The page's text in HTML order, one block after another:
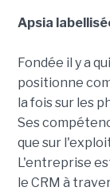
Apsia
Fondée il y a
positionne
la fois sur les
Ses
que sur
L'entreprise
le CRM à